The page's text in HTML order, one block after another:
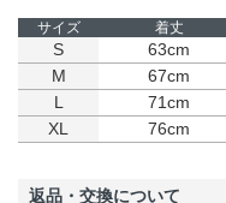
サイズ 着丈
S 63cm
M
67cm
L
71cm
XL
76cm
返品・交換について